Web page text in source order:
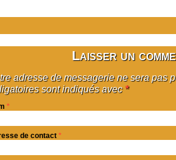
Laisser un
adresse de messagerie ne sera pas
sont indiqués avec *
*
de contact *